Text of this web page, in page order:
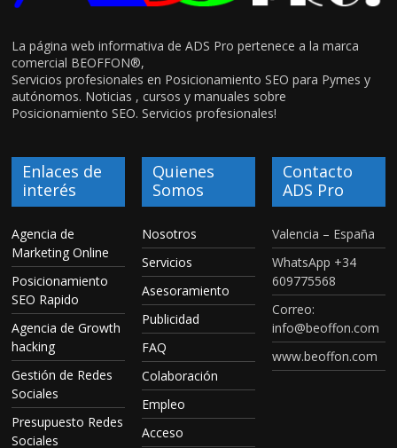
La página web informativa de ADS Pro pertenece a la marca
comercial BEOFFON®,
Servicios profesionales en Posicionamiento SEO para Pymes y
autónomos. Noticias , cursos y manuales sobre
Posicionamiento SEO. Servicios profesionales!
Enlaces de
interés
Agencia de
Marketing Online
Posicionamiento
SEO Rapido
Agencia de Growth
hacking
Gestión de Redes
Sociales
Presupuesto Redes
Sociales
Quienes
Somos
Nosotros
Servicios
Asesoramiento
Publicidad
FAQ
Colaboración
Empleo
Acceso
Contacto
ADS Pro
Valencia – España
WhatsApp +34
609775568
Correo:
info@beoffon.com
www.beoffon.com